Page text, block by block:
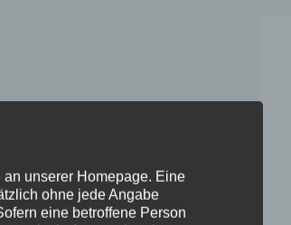
unserer Homepage. Eine
ohne jede Angabe
eine betroffene Person